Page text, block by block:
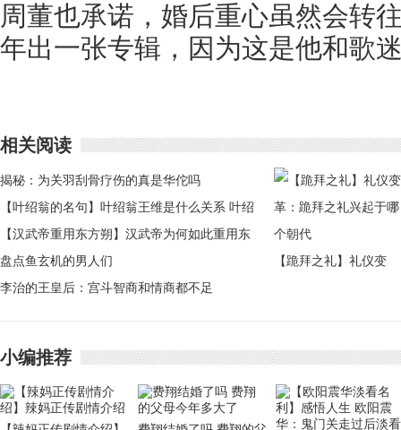
周董也承诺，婚后重心虽然会转
年出一张专辑，因为这是他和歌
相关阅读
揭秘：为关羽刮骨疗伤的真是华佗吗
【叶绍翁的名句】叶绍翁王维是什么关系 叶绍
翁的名句有哪些
【汉武帝重用东方朔】汉武帝为何如此重用东
方朔：两人有什么秘密
盘点鱼玄机的男人们
李治的王皇后：宫斗智商和情商都不足
【跪拜之礼】礼仪变
小编推荐